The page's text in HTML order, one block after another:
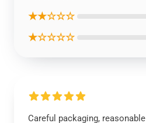
★★☆☆☆
★☆☆☆☆
Careful packaging,